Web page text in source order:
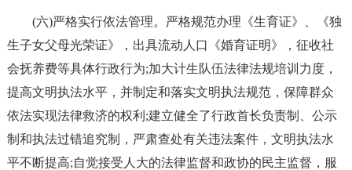
(六)严格实行依法管理。严格规范办理《生育证》、《独
生子女父母光荣证》，出具流动人口《婚育证明》，征收社
会抚养费等具体行政行为;加大计生队伍法律法规培训力度，
提高文明执法水平，并制定和落实文明执法规范，保障群众
依法实现法律救济的权利;建立健全了行政首长负责制、公示
制和执法过错追究制，严肃查处有关违法案件，文明执法水
平不断提高;自觉接受人大的法律监督和政协的民主监督，服